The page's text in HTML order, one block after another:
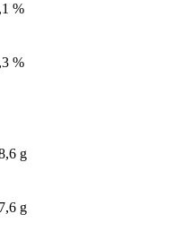
%
%
g
g